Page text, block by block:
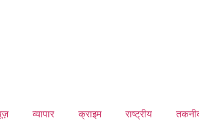
व्यापार क्राइम राष्ट्रीय